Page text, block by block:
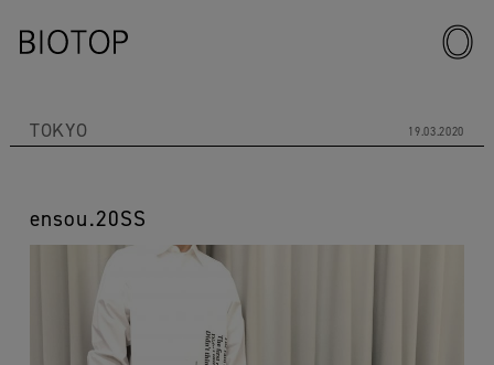
TOKYO 19.03.2020
ensou.20SS